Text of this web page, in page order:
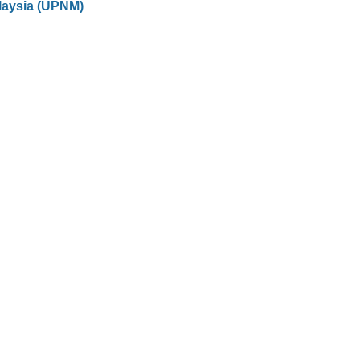
(UPNM)